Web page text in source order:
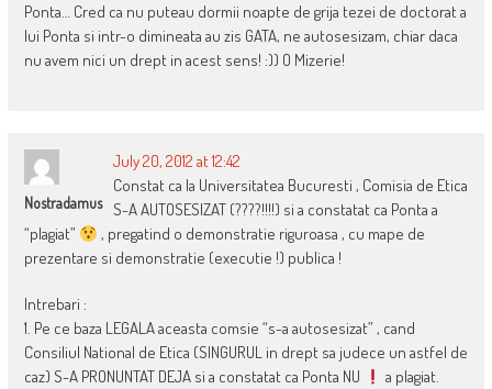
Ponta… Cred ca nu puteau dormii noapte de grija tezei de doctorat a
lui Ponta si intr-o dimineata au zis GATA, ne autosesizam, chiar daca
nu avem nici un drept in acest sens! :)) O Mizerie!
Nostradamus
July 20, 2012 at 12:42
Constat ca la Universitatea Bucuresti , Comisia de Etica
S-A AUTOSESIZAT (????!!!!) si a constatat ca Ponta a
“plagiat”
, pregatind o demonstratie riguroasa , cu mape de
prezentare si demonstratie (executie !) publica !
Intrebari :
1. Pe ce baza LEGALA aceasta comsie “s-a autosesizat” , cand
Consiliul National de Etica (SINGURUL in drept sa judece un astfel de
caz) S-A PRONUNTAT DEJA si a constatat ca Ponta NU
a plagiat.